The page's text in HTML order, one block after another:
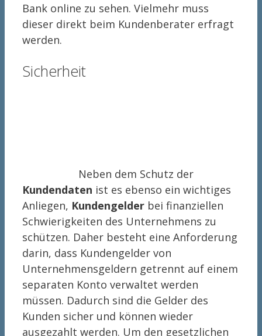
Bank online zu sehen. Vielmehr muss
dieser direkt beim Kundenberater erfragt
werden.
Sicherheit
Neben dem Schutz der
Kundendaten ist es ebenso ein wichtiges
Anliegen, Kundengelder bei finanziellen
Schwierigkeiten des Unternehmens zu
schützen. Daher besteht eine Anforderung
darin, dass Kundengelder von
Unternehmensgeldern getrennt auf einem
separaten Konto verwaltet werden
müssen. Dadurch sind die Gelder des
Kunden sicher und können wieder
ausgezahlt werden. Um den gesetzlichen